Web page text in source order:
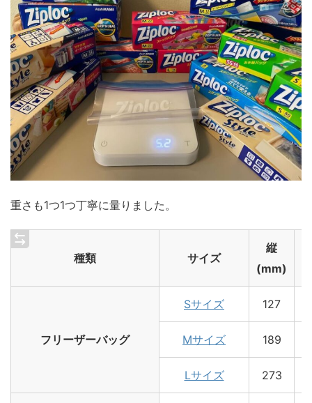
重さも1つ1つ丁寧に量りました。
種類 サイズ
縦
(mm)
フリーザーバッグ
Sサイズ 127
Mサイズ 189
Lサイズ 273